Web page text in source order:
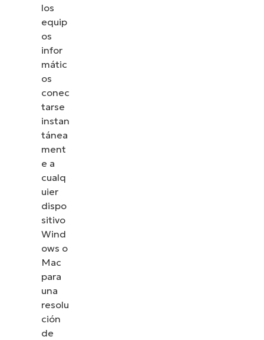
los
equip
os
infor
mátic
os
conec
tarse
instan
tánea
ment
e a
cualq
uier
dispo
sitivo
Wind
ows o
Mac
para
una
resolu
ción
de